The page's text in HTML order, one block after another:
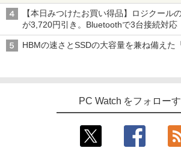
ows11 DVDドライ
ffice付き 中古パソコ
備済み
￥14,555
H&B 搭載｜中古 ノ
ws11 Office付｜スペ
キー DVDドライブ搭
｜中古パソコン 中古
第8世代｜HP 中古デ
Windows11 office付
D256GB HDD500GB
crosoft office 第8世
可能｜デスクトップ
デスクトップパソコ
Core i5-6500 i5 i7-
B～2TB｜メモリ 8～
￥13,980
モニター 21.5インチ
チ フルhd 高画質
ハイビジョン 21イン
イリスオーヤマ DT-
￥11,980
ー＞ [雑誌]
￥1,689
￥2,750
【本日みつけたお買い得品】ロジクール
が3,720円引き。Bluetoothで3台接続対応
HBMの速さとSSDの大容量を兼ね備えた
PC Watch をフォロー